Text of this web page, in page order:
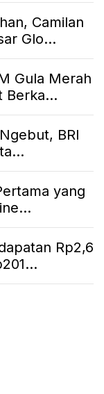
Camilan
Glo...
Gula Merah
Berka...
BRI
yang
Rp2,6